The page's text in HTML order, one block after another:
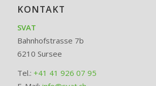
KONTAKT
SVAT
Bahnhofstrasse 7b
6210 Sursee
Tel.: +41 41 926 07 95